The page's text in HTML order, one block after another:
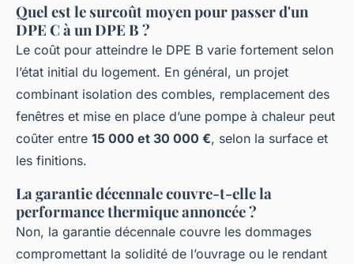
Quel est le surcoût moyen pour passer d'un
DPE C à un DPE B ?
Le coût pour atteindre le DPE B varie fortement selon
l’état initial du logement. En général, un projet
combinant isolation des combles, remplacement des
fenêtres et mise en place d’une pompe à chaleur peut
coûter entre 15 000 et 30 000 €, selon la surface et
les finitions.
La garantie décennale couvre-t-elle la
performance thermique annoncée ?
Non, la garantie décennale couvre les dommages
compromettant la solidité de l’ouvrage ou le rendant